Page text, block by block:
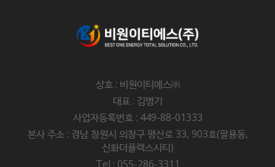
상호 : 비원이티에스㈜
대표 : 김병기
사업자등록번호 : 449-88-01333
본사 주소 : 경남 창원시 의창구 평산로 33, 903호(팔용동,
신화더플렉스시티)
Tel : 055-286-3311